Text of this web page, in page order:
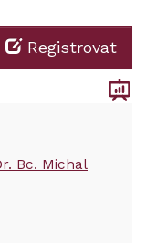
Registrovat
Bc. Michal